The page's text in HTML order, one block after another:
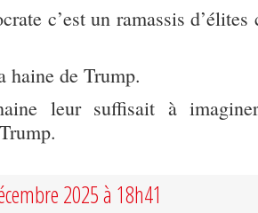
c’est un ramassis
haine de Trump.
leur suffisait à
2025 à 18h41